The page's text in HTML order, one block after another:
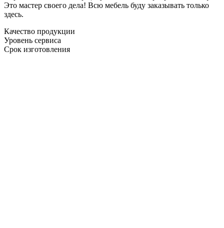
Это мастер своего дела! Всю мебель буду заказывать только
здесь.
Качество продукции
Уровень сервиса
Срок изготовления